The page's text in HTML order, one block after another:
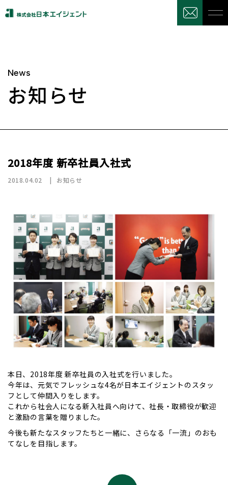
News
お知らせ
2018年度 新卒社員入社式
2018.04.02 お知らせ
本日、2018年度 新卒社員の入社式を行いました。
今年は、元気でフレッシュな4名が日本エイジェントのスタッ
フとして仲間入りをします。
これから社会人になる新入社員へ向けて、社長・取締役が歓迎
と激励の言葉を贈りました。
今後も新たなスタッフたちと一緒に、さらなる「一流」のおも
てなしを目指します。